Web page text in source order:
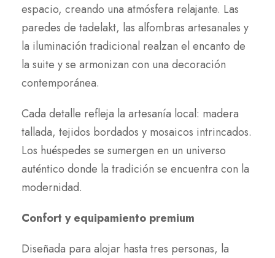
espacio, creando una atmósfera relajante. Las
paredes de tadelakt, las alfombras artesanales y
la iluminación tradicional realzan el encanto de
la suite y se armonizan con una decoración
contemporánea.
Cada detalle refleja la artesanía local: madera
tallada, tejidos bordados y mosaicos intrincados.
Los huéspedes se sumergen en un universo
auténtico donde la tradición se encuentra con la
modernidad.
Confort y equipamiento premium
Diseñada para alojar hasta tres personas, la